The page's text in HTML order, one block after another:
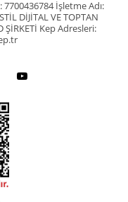
İşletme Adı:
DİJİTAL VE TOPTAN
ŞİRKETİ Kep Adresleri: